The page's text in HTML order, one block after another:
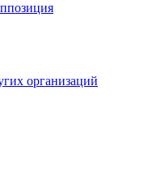
организаций